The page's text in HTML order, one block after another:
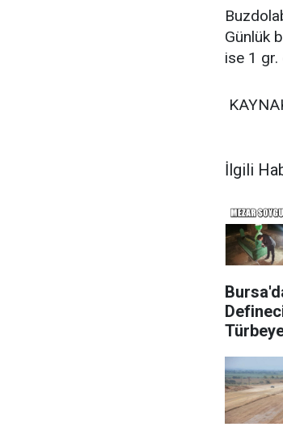
Günlük
ise 1
İlgili